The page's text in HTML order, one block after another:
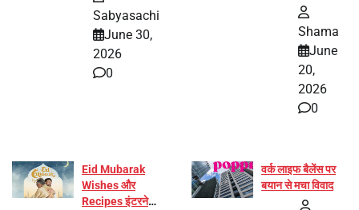
Sabyasachi
June 30,
2026
0
और प्रज्ञा जायसवाल
बनीं योग अभियान का
Shama
June
20,
2026
0
Eid Mubarak
Wishes और
Recipes इंटरनेट
वर्क लाइफ बैलेंस पर
बयान से मचा विवाद